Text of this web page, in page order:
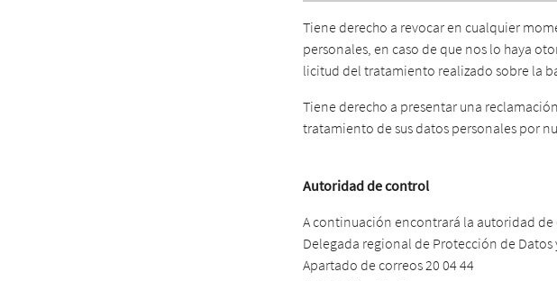
Tiene derecho a revocar en cualquier
personales, en caso de que nos lo haya
licitud del tratamiento realizado sobre la
Tiene derecho a presentar una
tratamiento de sus datos personales por
Autoridad de control
A continuación encontrará la autoridad
Delegada regional de Protección de
Apartado de correos 20 04 44